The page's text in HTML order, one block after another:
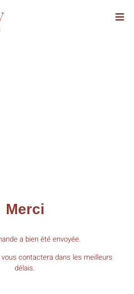
Merci
a bien été envoyée.
vous contactera dans les meilleurs
délais.